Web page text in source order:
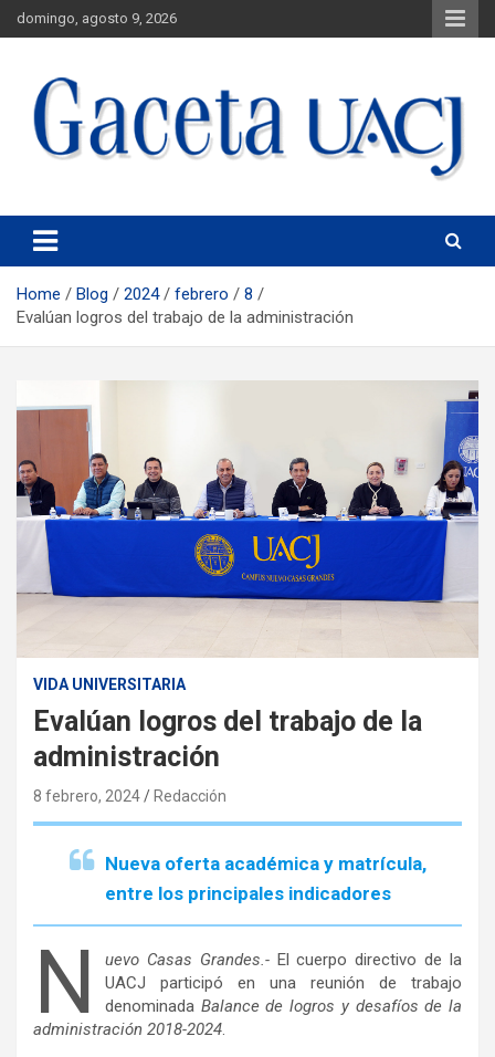
domingo, agosto 9, 2026
Gaceta UACJ
Home Blog 2024 febrero
8
Evalúan logros del trabajo de la administración
VIDA UNIVERSITARIA
Evalúan logros del trabajo de la
administración
8 febrero, 2024 Redacción
Nueva oferta académica y matrícula,
entre los principales indicadores
N uevo Casas Grandes.- El cuerpo directivo de la
UACJ participó en una reunión de trabajo
denominada Balance de logros y desafíos de la
administración 2018-2024.